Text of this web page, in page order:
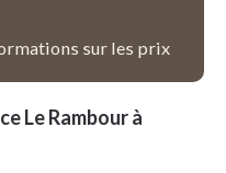
sur les prix
Le Rambour à